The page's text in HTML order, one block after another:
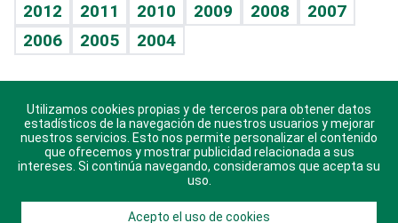
Celebrando la vida
Sin complejos
En pocas palabras
Escuchando al corazón
Economía Personal
2012
2011 2010 2009 2008
2007
2006
2005 2004
Descarga nuestras aplicaciones para Android, iOS y
sistema Huawei.
Utilizamos cookies propias y de terceros para obtener datos
estadísticos de la navegación de nuestros usuarios y mejorar
nuestros servicios. Esto nos permite personalizar el contenido
que ofrecemos y mostrar publicidad relacionada a sus
intereses. Si continúa navegando, consideramos que acepta su
uso.
Acepto el uso de cookies